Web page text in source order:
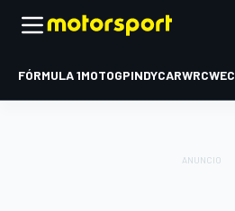
FÓRMULA 1MOTOGPINDYCARWRCWEC